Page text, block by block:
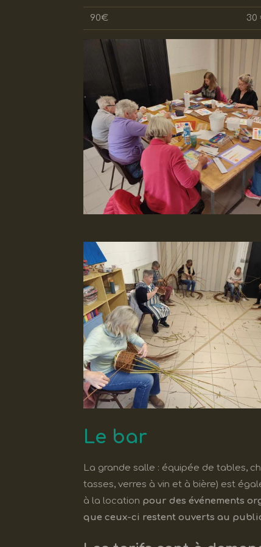
90€ 30
Le bar
La grande salle : équipée de tables,
tasses, verres à vin et à bière) est
à la location pour des événements
que ceux-ci restent ouverts au